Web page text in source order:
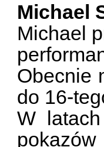
Michael
Michael
Obecnie
do 16-
W